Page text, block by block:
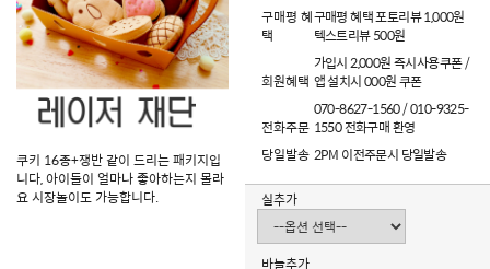
쿠키 16종+쟁반 같이 드리는 패키지입
니다, 아이들이 얼마나 좋아하는지 몰라
요 시장놀이도 가능합니다.
구매평 혜
택
구매평 혜택 포토리뷰 1,000원
텍스트리뷰 500원
회원혜택
가입시 2,000원 즉시사용쿠폰 /
앱 설치시 000원 쿠폰
전화주문
070-8627-1560 / 010-9325-
1550 전화구매 환영
당일발송 2PM 이전주문시 당일발송
실추가
바늘추가